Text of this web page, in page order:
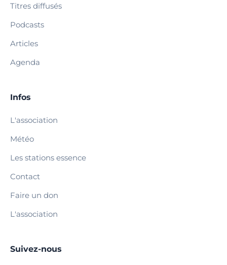
Titres diffusés
Podcasts
Articles
Agenda
Infos
L'association
Météo
Les stations essence
Contact
Faire un don
L'association
Suivez-nous